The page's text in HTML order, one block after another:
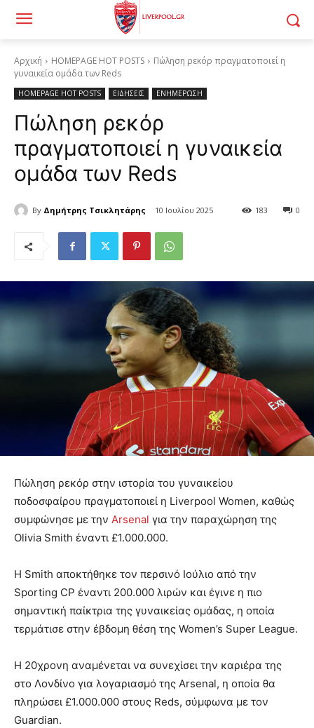
Αρχική HOMEPAGE HOT POSTS
Πώληση ρεκόρ πραγματοποιεί η
γυναικεία ομάδα των Reds
HOMEPAGE HOT POSTS ΕΙΔΗΣΕΙΣ ΕΝΗΜΕΡΩΣΗ
Πώληση ρεκόρ
πραγματοποιεί η γυναικεία
ομάδα των Reds
By Δημήτρης Τσικλητάρης 10 Ιουλίου 2025 0
183
Πώληση ρεκόρ στην ιστορία του γυναικείου
ποδοσφαίρου πραγματοποιεί η Liverpool Women, καθώς
συμφώνησε με την Arsenal για την παραχώρηση της
Olivia Smith έναντι £1.000.000.
Η Smith αποκτήθηκε τον περσινό Ιούλιο από την
Sporting CP έναντι 200.000 λιρών και έγινε η πιο
σημαντική παίκτρια της γυναικείας ομάδας, η οποία
τερμάτισε στην έβδομη θέση της Women’s Super League.
Η 20χρονη αναμένεται να συνεχίσει την καριέρα της
στο Λονδίνο για λογαριασμό της Arsenal, η οποία θα
πληρώσει £1.000.000 στους Reds, σύμφωνα με τον
Guardian.